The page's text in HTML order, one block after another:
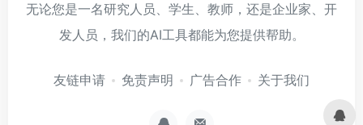
无论您是一名研究人员、学生、教师，还是企业家、开
发人员，我们的AI工具都能为您提供帮助。
友链申请 免责声明 广告合作 关于我们